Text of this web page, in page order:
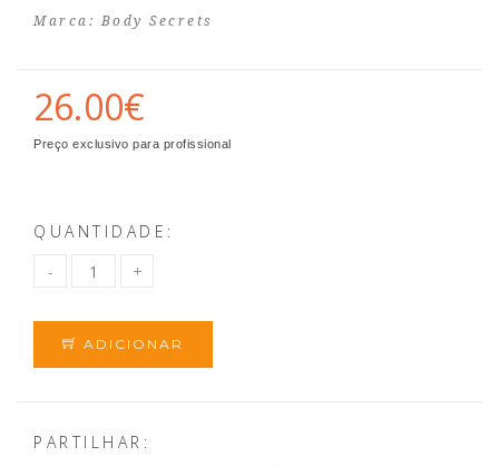
Marca: Body Secrets
26.00€
Preço exclusivo para profissional
QUANTIDADE:
ADICIONAR
PARTILHAR: